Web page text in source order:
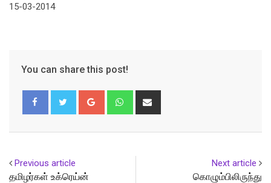
15-03-2014
You can share this post!
Google+ Whatsapp
Previous article
தமிழர்கள் உக்ரெய்ன்
Next article
கொழும்பிலிருந்து